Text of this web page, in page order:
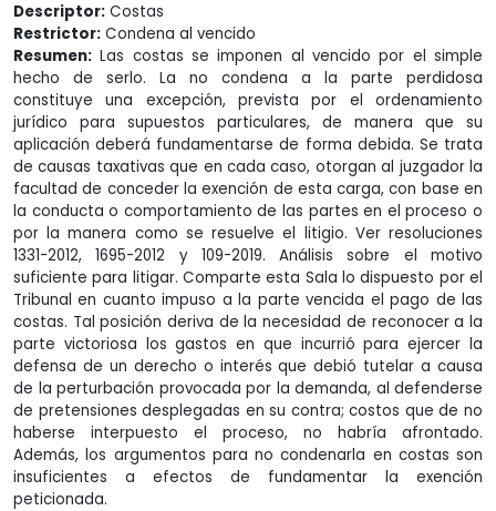
Descriptor: Costas
Restrictor: Condena al vencido
Resumen: Las costas se imponen al vencido por el simple
hecho de serlo. La no condena a la parte perdidosa
constituye una excepción, prevista por el ordenamiento
jurídico para supuestos particulares, de manera que su
aplicación deberá fundamentarse de forma debida. Se trata
de causas taxativas que en cada caso, otorgan al juzgador la
facultad de conceder la exención de esta carga, con base en
la conducta o comportamiento de las partes en el proceso o
por la manera como se resuelve el litigio. Ver resoluciones
1331-2012, 1695-2012 y 109-2019. Análisis sobre el motivo
suficiente para litigar. Comparte esta Sala lo dispuesto por el
Tribunal en cuanto impuso a la parte vencida el pago de las
costas. Tal posición deriva de la necesidad de reconocer a la
parte victoriosa los gastos en que incurrió para ejercer la
defensa de un derecho o interés que debió tutelar a causa
de la perturbación provocada por la demanda, al defenderse
de pretensiones desplegadas en su contra; costos que de no
haberse interpuesto el proceso, no habría afrontado.
Además, los argumentos para no condenarla en costas son
insuficientes a efectos de fundamentar la exención
peticionada.